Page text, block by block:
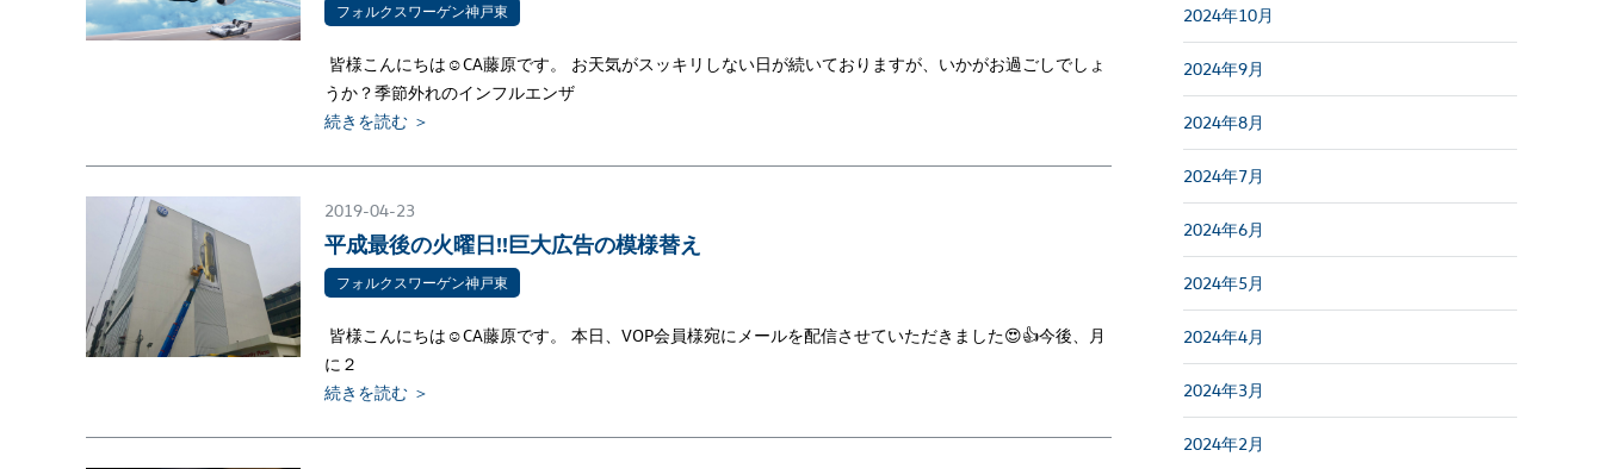
フォルクスワーゲン神戸東
皆様こんにちは☺CA藤原です。 お天気がスッキリしない日が続いておりますが、いかがお過ごしでしょ
うか？季節外れのインフルエンザ
続きを読む ＞
2019-04-23
平成最後の火曜日!!巨大広告の模様替え
フォルクスワーゲン神戸東
皆様こんにちは☺CA藤原です。 本日、VOP会員様宛にメールを配信させていただきました😍👍今後、月
に２
続きを読む ＞
2024年10月
2024年9月
2024年8月
2024年7月
2024年6月
2024年5月
2024年4月
2024年3月
2024年2月